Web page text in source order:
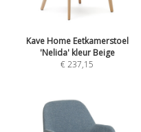
Kave Home Eetkamerstoel
'Nelida' kleur Beige
€ 237,15